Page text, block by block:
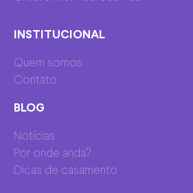
INSTITUCIONAL
Quem somos
Contato
BLOG
Notícias
Por onde anda?
Dicas de casamento